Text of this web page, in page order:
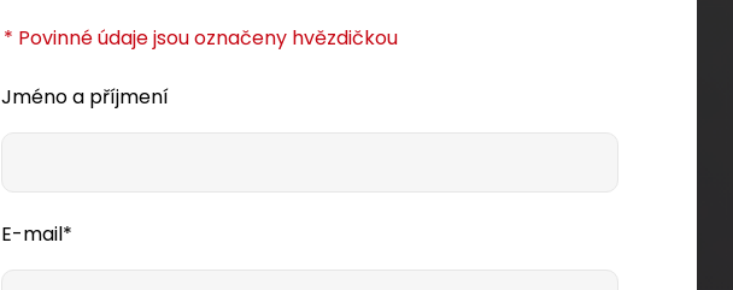
* Povinné údaje jsou označeny hvězdičkou
Jméno a příjmení
E-mail*